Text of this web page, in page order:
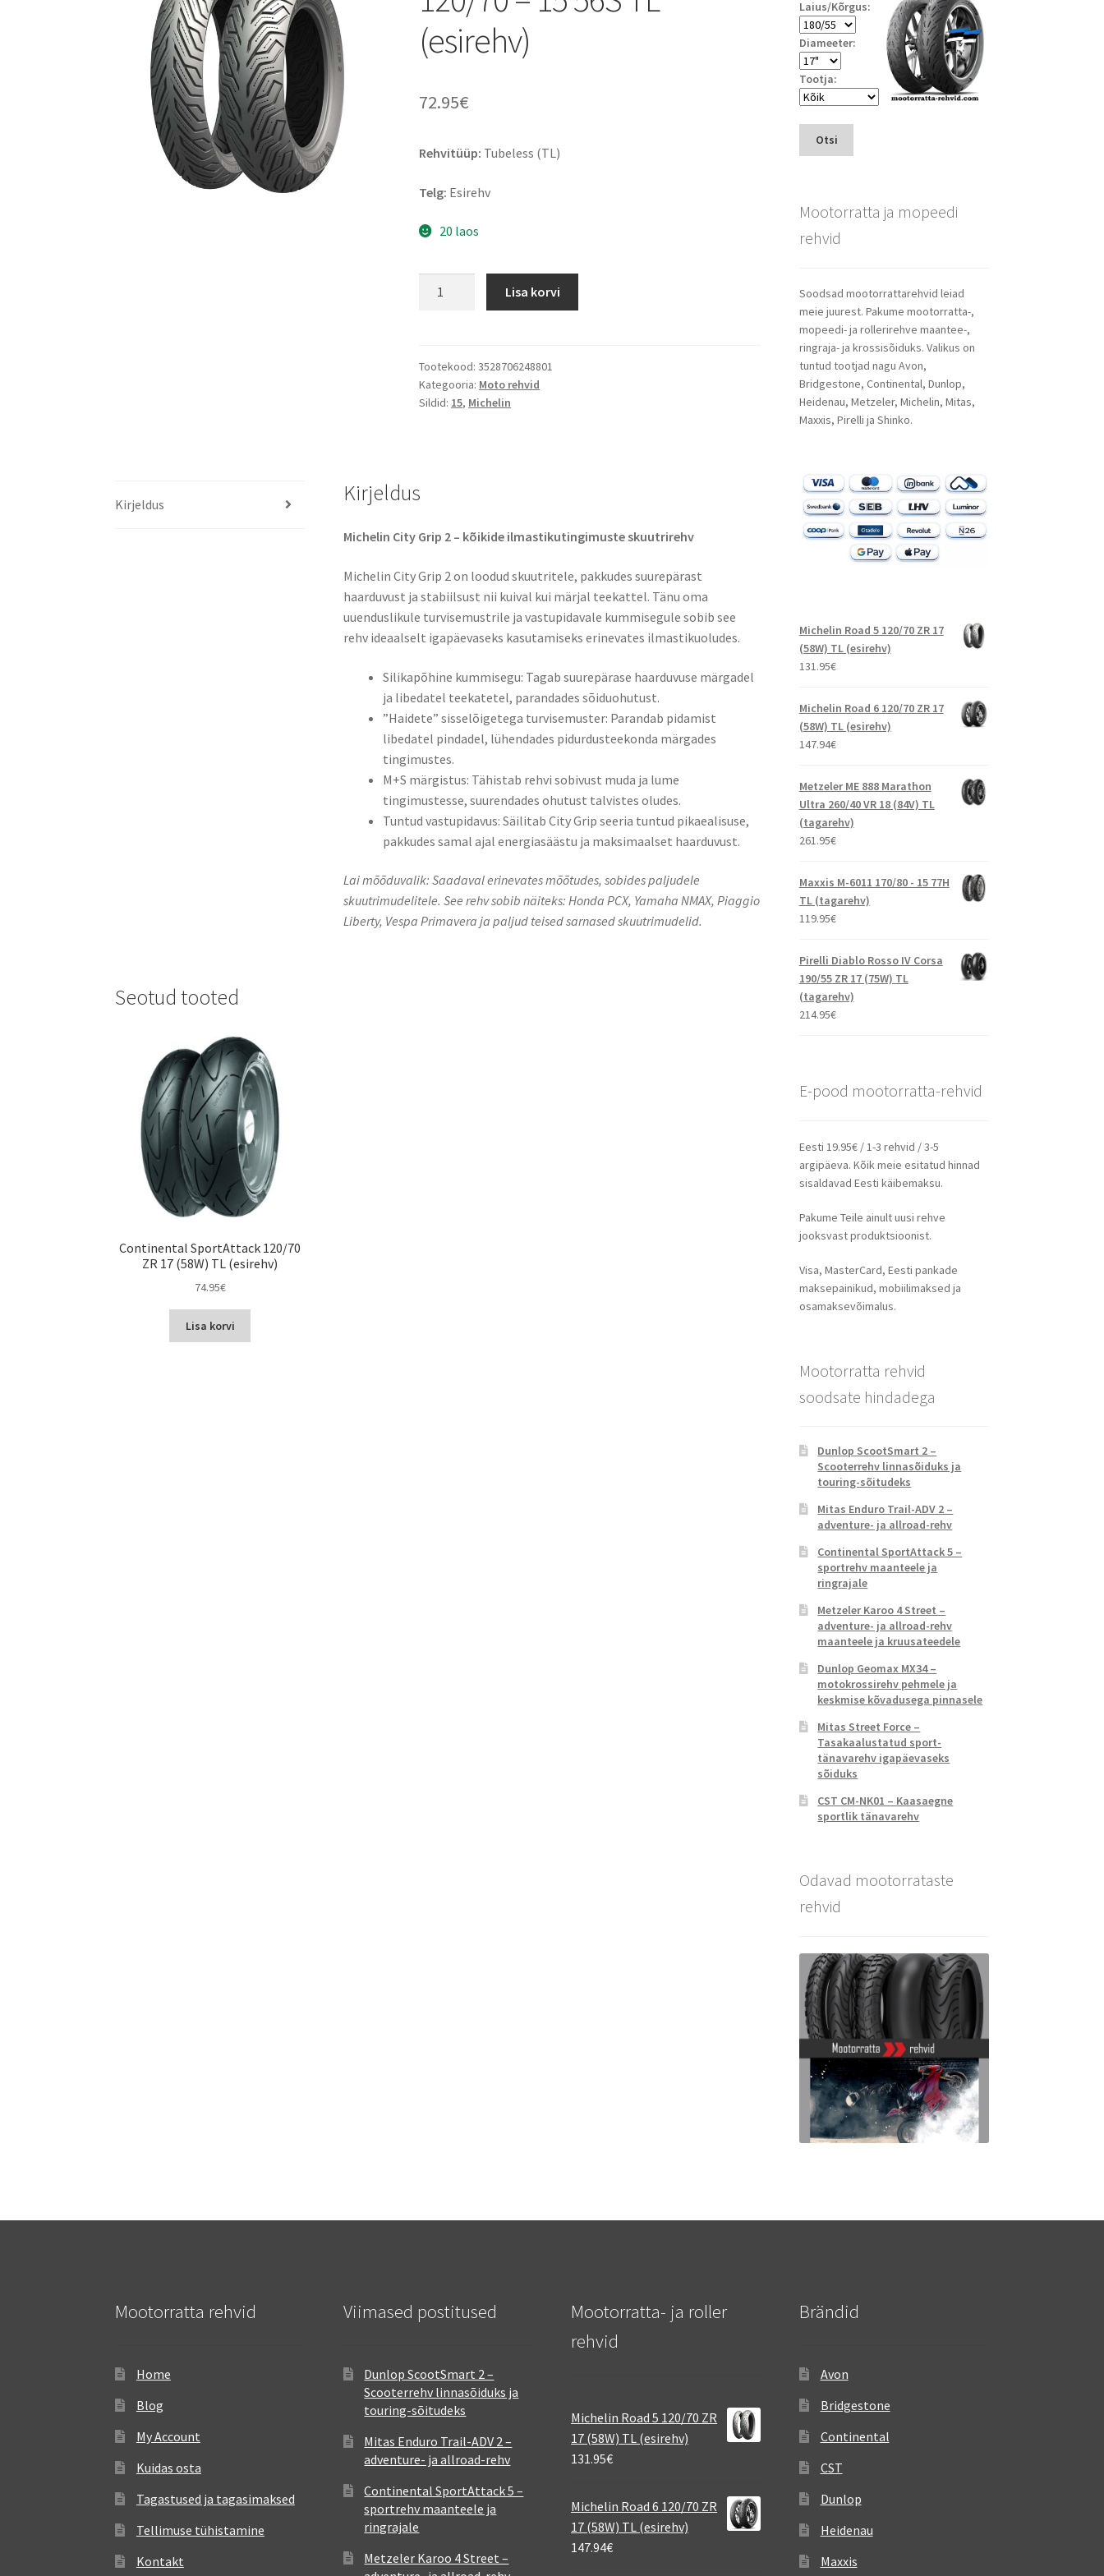
(esirehv)
72.95€
Rehvitüüp: Tubeless (TL)
Telg: Esirehv
20 laos
(M+S)
120/70
-
(esirehv)
Lisa korvi
Tootekood:3528706248801
Kategooria: Moto rehvid
Sildid: 15, Michelin
Kirjeldus Kirjeldus
Michelin City Grip 2 – kõikide ilmastikutingimuste skuutrirehv​
Michelin City Grip 2 on loodud skuutritele, pakkudes suurepärast
haarduvust ja stabiilsust nii kuival kui märjal teekattel. Tänu oma
uuenduslikule turvisemustrile ja vastupidavale kummisegule sobib see
rehv ideaalselt igapäevaseks kasutamiseks erinevates ilmastikuoludes.​
​Silikapõhine kummisegu: Tagab suurepärase haarduvuse märgadel
ja libedatel teekatetel, parandades sõiduohutust.​
​”Haidete” sisselõigetega turvisemuster: Parandab pidamist
libedatel pindadel, lühendades pidurdusteekonda märgades
tingimustes.​
​M+S märgistus: Tähistab rehvi sobivust muda ja lume
tingimustesse, suurendades ohutust talvistes oludes.​
​Tuntud vastupidavus: Säilitab City Grip seeria tuntud pikaealisuse,
pakkudes samal ajal energiasäästu ja maksimaalset haarduvust.​
​Lai mõõduvalik: Saadaval erinevates mõõtudes, sobides paljudele
skuutrimudelitele.​ See rehv sobib näiteks: Honda PCX, Yamaha NMAX, Piaggio
Liberty, Vespa Primavera ja paljud teised sarnased skuutrimudelid.
Seotud tooted
Continental SportAttack 120/70
ZR 17 (58W) TL (esirehv)
74.95€
Lisa korvi
Laius/Kõrgus:
Diameeter:
Tootja:
Otsi
Mootorratta ja mopeedi
rehvid
Soodsad mootorrattarehvid leiad
meie juurest. Pakume mootorratta-,
mopeedi- ja rollerirehve maantee-,
ringraja- ja krossisõiduks. Valikus on
tuntud tootjad nagu Avon,
Bridgestone, Continental, Dunlop,
Heidenau, Metzeler, Michelin, Mitas,
Maxxis, Pirelli ja Shinko.
Michelin Road 5 120/70 ZR 17
(58W) TL (esirehv)
131.95€
Michelin Road 6 120/70 ZR 17
(58W) TL (esirehv)
147.94€
Metzeler ME 888 Marathon
Ultra 260/40 VR 18 (84V) TL
(tagarehv)
261.95€
Maxxis M-6011 170/80 - 15 77H
TL (tagarehv)
119.95€
Pirelli Diablo Rosso IV Corsa
190/55 ZR 17 (75W) TL
(tagarehv)
214.95€
E-pood mootorratta-rehvid
Eesti 19.95€ / 1-3 rehvid / 3-5
argipäeva. Kõik meie esitatud hinnad
sisaldavad Eesti käibemaksu.
Pakume Teile ainult uusi rehve
jooksvast produktsioonist.
Visa, MasterCard, Eesti pankade
maksepainikud, mobiilimaksed ja
osamaksevõimalus.
Mootorratta rehvid
soodsate hindadega
Dunlop ScootSmart 2 –
Scooterrehv linnasõiduks ja
touring-sõitudeks
Mitas Enduro Trail-ADV 2 –
adventure- ja allroad-rehv
Continental SportAttack 5 –
sportrehv maanteele ja
ringrajale
Metzeler Karoo 4 Street –
adventure- ja allroad-rehv
maanteele ja kruusateedele
Dunlop Geomax MX34 –
motokrossirehv pehmele ja
keskmise kõvadusega pinnasele
Mitas Street Force –
Tasakaalustatud sport-
tänavarehv igapäevaseks
sõiduks
CST CM-NK01 – Kaasaegne
sportlik tänavarehv
Odavad mootorrataste
rehvid
Mootorratta rehvid
Home
Blog
My Account
Kuidas osta
Tagastused ja tagasimaksed
Tellimuse tühistamine
Kontakt
Viimased postitused
Dunlop ScootSmart 2 –
Scooterrehv linnasõiduks ja
touring-sõitudeks
Mitas Enduro Trail-ADV 2 –
adventure- ja allroad-rehv
Continental SportAttack 5 –
sportrehv maanteele ja
ringrajale
Metzeler Karoo 4 Street –
Mootorratta- ja roller
rehvid
Michelin Road 5 120/70 ZR
17 (58W) TL (esirehv)
131.95€
Michelin Road 6 120/70 ZR
17 (58W) TL (esirehv)
147.94€
Brändid
Avon
Bridgestone
Continental
CST
Dunlop
Heidenau
Maxxis